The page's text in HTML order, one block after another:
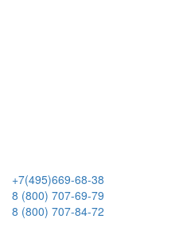
+7(495)669-68-38
8 (800) 707-69-79
8 (800) 707-84-72